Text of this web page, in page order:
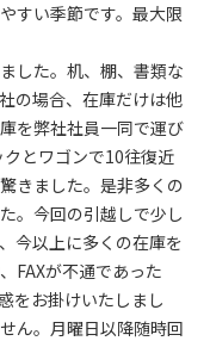
すい季節です。最大限
した。机、棚、書類な
の場合、在庫だけは他
を弊社社員一同で運び
とワゴンで10往復近
きました。是非多くの
。今回の引越しで少し
今以上に多くの在庫を
FAXが不通であった
をお掛けいたしまし
ん。月曜日以降随時回